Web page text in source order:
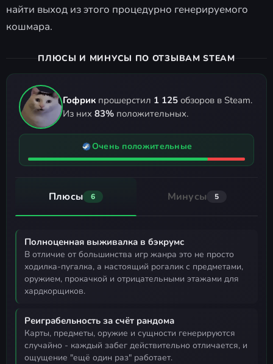
найти выход из этого процедурно генерируемого
кошмара.
ПЛЮСЫ И МИНУСЫ ПО ОТЗЫВАМ STEAM
Гофрик прошерстил 1 125 обзоров в Steam.
Из них 83% положительных.
Очень положительные
Плюсы 6 Минусы 5
Полноценная выживалка в бэкрумс
в отличие от большинства игр жанра это не просто
ходилка-пугалка, а настоящий рогалик с предметами,
оружием, прокачкой и отрицательными этажами для
хардкорщиков.
Реиграбельность за счёт рандома
карты, предметы, оружие и сущности генерируются
случайно - каждый забег действительно отличается, и
ощущение "ещё один раз" работает.